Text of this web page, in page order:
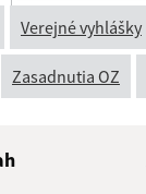
Verejné vyhlášky
Zasadnutia OZ